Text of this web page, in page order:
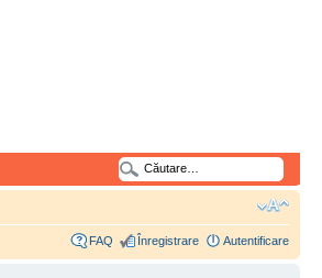
FAQ Înregistrare Autentificare